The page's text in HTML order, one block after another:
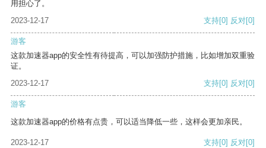
用担心了。
2023-12-17
支持[0] 反对[0]
游客
这款加速器app的安全性有待提高，可以加强防护措施，比如增加双重验
证。
2023-12-17
支持[0] 反对[0]
游客
这款加速器app的价格有点贵，可以适当降低一些，这样会更加亲民。
2023-12-17 支持[0] 反对[0]